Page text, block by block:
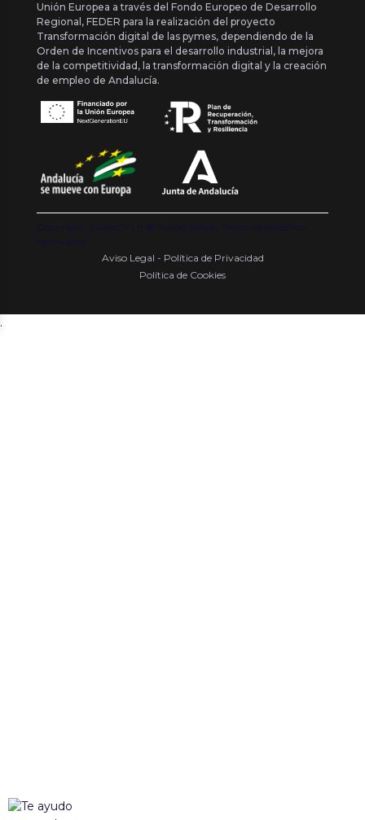
Unión Europea a través del Fondo Europeo de Desarrollo
Regional, FEDER para la realización del proyecto
Transformación digital de las pymes, dependiendo de la
Orden de Incentivos para el desarrollo industrial, la mejora
de la competitividad, la transformación digital y la creación
de empleo de Andalucía.
Copyright {{ date('Y') }} ® Franquishop. Todos los derechos
reservados
Aviso Legal - Política de Privacidad
Política de Cookies
.